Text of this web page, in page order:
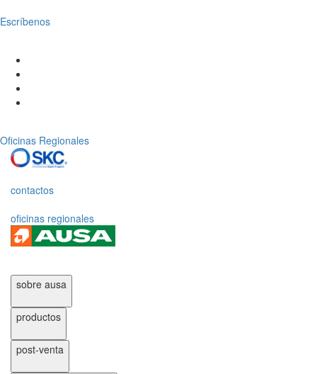
Escríbenos
Oficinas Regionales
contactos
oficinas regionales
sobre ausa
productos
post-venta